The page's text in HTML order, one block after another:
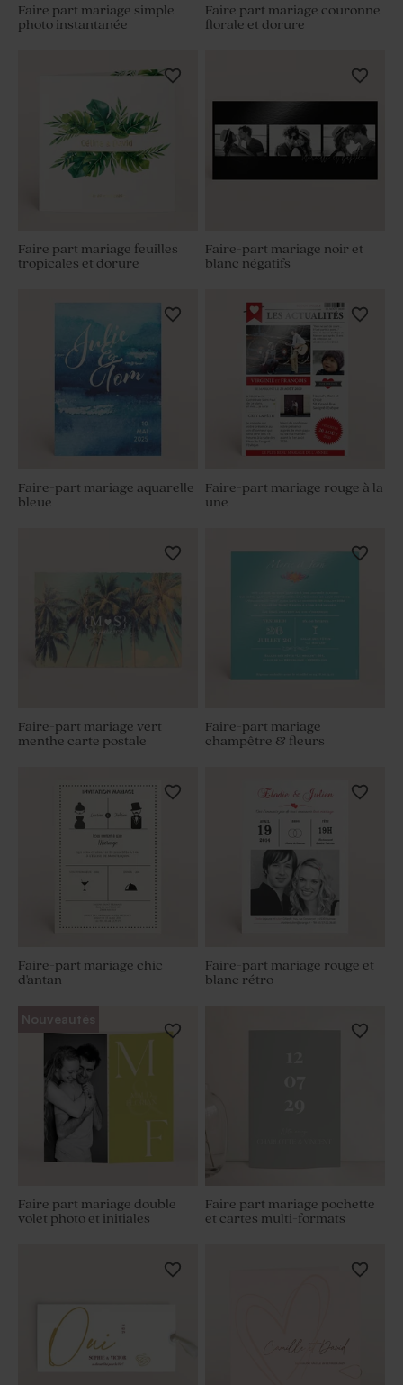
Faire part mariage simple
photo instantanée
Faire part mariage couronne
florale et dorure
Faire part mariage feuilles
tropicales et dorure
Faire-part mariage noir et
blanc négatifs
Faire-part mariage aquarelle
bleue
Faire-part mariage rouge à la
une
Faire-part mariage vert
menthe carte postale
Faire-part mariage
champêtre & fleurs
Faire-part mariage chic
d'antan
Faire-part mariage rouge et
blanc rétro
Nouveautés
Faire part mariage double
volet photo et initiales
Faire part mariage pochette
et cartes multi-formats